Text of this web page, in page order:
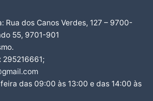
Rua dos Canos Verdes, 127 – 9700-
55, 9701-901
295216661;
feira das 09:00 às 13:00 e das 14:00 às